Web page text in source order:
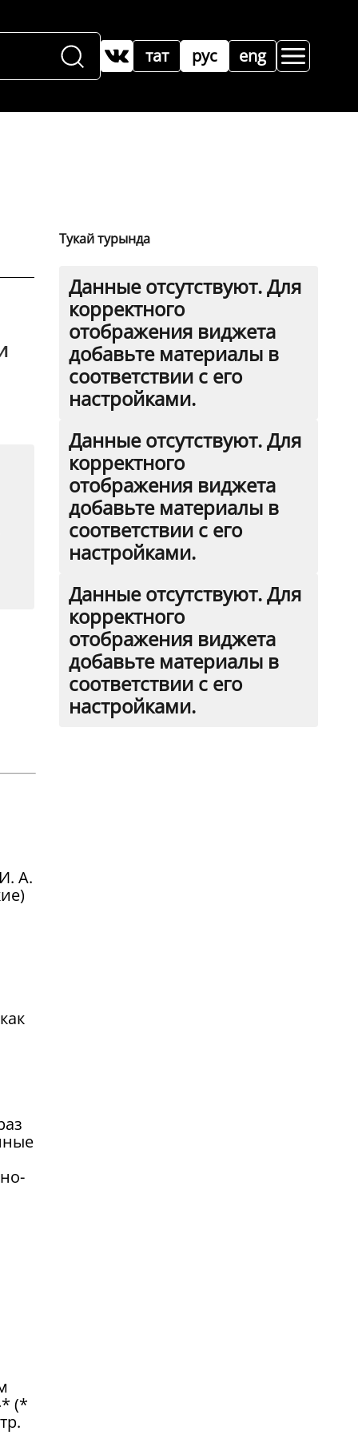
рус
тат eng
А.
(*
Тукай турында
Данные отсутствуют. Для
корректного
отображения виджета
добавьте материалы в
соответствии с его
настройками.
Данные отсутствуют. Для
корректного
отображения виджета
добавьте материалы в
соответствии с его
настройками.
Данные отсутствуют. Для
корректного
отображения виджета
добавьте материалы в
соответствии с его
настройками.